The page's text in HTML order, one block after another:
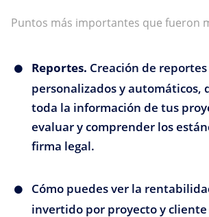
Puntos más importantes que fueron
Reportes. Creación de
personalizados y automáticos,
toda la información de tus
evaluar y comprender los
firma legal.
Cómo puedes ver la
invertido por proyecto y cliente